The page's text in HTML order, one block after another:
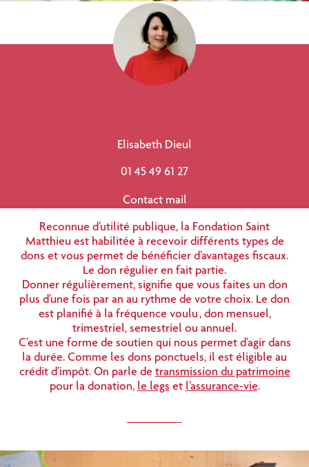
Elisabeth Dieul
01 45 49 61 27
Contact mail
Reconnue d’utilité publique, la Fondation Saint
Matthieu est habilitée à recevoir différents types de
dons et vous permet de bénéficier d’avantages fiscaux.
Le don régulier en fait partie.
Donner régulièrement, signifie que vous faites un don
plus d’une fois par an au rythme de votre choix. Le don
est planifié à la fréquence voulu , don mensuel,
trimestriel, semestriel ou annuel.
C’est une forme de soutien qui nous permet d’agir dans
la durée. Comme les dons ponctuels, il est éligible au
crédit d’impôt. On parle de transmission du patrimoine
pour la donation, le legs et l’assurance-vie.